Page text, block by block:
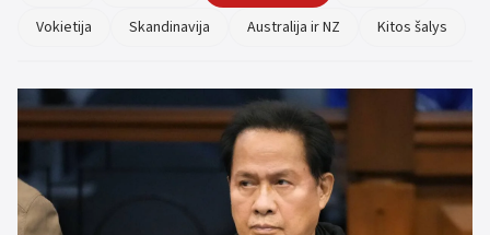
Vokietija
Skandinavija Australija ir NZ Kitos šalys